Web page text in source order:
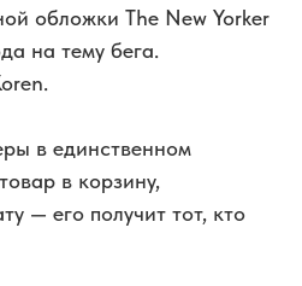
обложки The New Yorker
на тему бега.
в единственном
в корзину,
— его получит тот, кто